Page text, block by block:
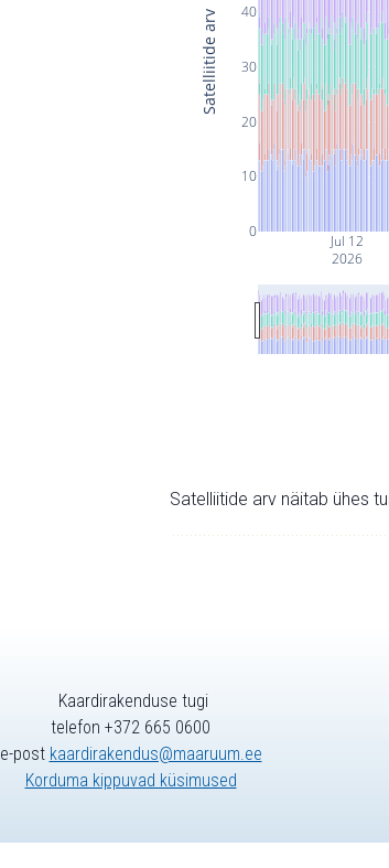
Jul 12
2026
0
10
20
30
40
Satelliitide arv
Satelliitide arv näitab ühes
Kaardirakenduse tugi
telefon +372 665 0600
e-post kaardirakendus@maaruum.ee
Korduma kippuvad küsimused